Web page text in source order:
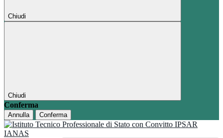
Chiudi
Chiudi
Conferma
Annulla Conferma